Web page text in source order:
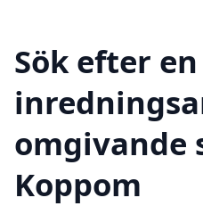
Sök efter
omgivande
Koppom